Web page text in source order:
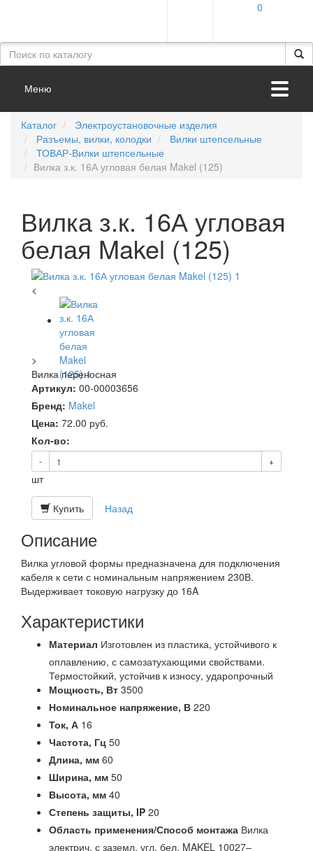
0
Меню
Каталог
Электроустановочные изделия
Разъемы, вилки, колодки
Вилки штепсельные
ТОВАР-Вилки штепсельные
Вилка з.к. 16А угловая белая Makel (125)
Вилка з.к. 16А угловая
белая Makel (125)
<
>
Вилка переносная
Артикул: 00-00003656
Бренд: Makel
Цена: 72.00 руб.
Кол-во:
- +
шт
Купить Назад
Описание
Вилка угловой формы предназначена для подключения
кабеля к сети с номинальным напряжением 230В.
Выдерживает токовую нагрузку до 16A
Характеристики
Материал Изготовлен из пластика, устойчивого к
оплавлению, с самозатухающими свойствами.
Термостойкий, устойчив к износу, ударопрочный
Мощность, Вт 3500
Номинальное напряжение, В 220
Ток, А 16
Частота, Гц 50
Длина, мм 60
Ширина, мм 50
Высота, мм 40
Степень защиты, IP 20
Область применения/Способ монтажа Вилка
электрич. с заземл. угл. бел. MAKEL 10027–